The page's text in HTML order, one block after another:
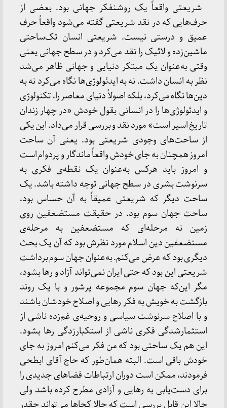
شریعتی واقعاً یک روشنفکر جهانی بود. بعضی از
حرف‌هایی که در نقد شریعتی گفته می‌شود واقعاً حرف
عمیق و درستی نیست. شریعتی انسان تک‌ساحتی
ماشین‌زده و لائیک را نقد می‌کرد و در سطح جهانی یعنی
وقتی به‌عنوان یک مبتکر دنیایی و جهانی ظاهر می‌شد
نظر به انسان داشت. نه به ایدئولوژی‌ها نگاه می‌کرد نه به
دین‌ها نگاه می‌کرد، بلکه اصولاً دنیای معاصر را، تکنولوژی
و ایدئولوژی‌ها را در انسانی بقول خودش «در چهار زندان
تاریخ اسیر است» مورد نقد و بررسی قرار می‌داد. این یکی
از ساحت‌های وجودی شریعتی بود. یعنی آن ساحت
امروز همچنان به جای خودش واقعاً ماندگار و پردوام است
و امروز باید هرکس به‌عنوان یک نقطه‌ی فکری به
سرنوشت بشری در سطح جهانی توجه داشته باشد. یک
ساحت دیگر که شریعتی عمیقاً به آن حساس بود،
ساحت جهان سوم بود. در حقیقت مستضعفین روی
زمین نه مرحله‌ای که مستضعفین به مرحله‌ی
مستضعفین دین اسلام مورد نظرش بود که آن یک بحث
دیگری بود که عرض می‌کنم. به‌عنوان جهان سوم برداشت
شریعتی این بود که حتی ایران نمی‌تواند آزاد و رها بشود،
مگر این‌که جهان سوم مجموعه پرشور و با یک روند
بازگشت به خویش به فکر رهایی و اصلاح خودشان باشند
و با اصلاح سرنوشت سیاسی و روحیه‌ی غم‌زده ناشی از
استثمارشدگی فکری ناشی از استکبارزدگی رها بشود.
این هم یک ساحتی بود که من فکر می‌کنم امروز به جای
خودش باقی است. البته همان‌طور که حاج آقای ابطحی
فرمودند، ممکن است دوران ارتباطات فضاهای جدیدی را
برای دست‌یابی به رهایی و آزادی مطرح کرده باشد ولی
حالا این قابل بررسی است که حالا کجاها می‌تواند چقدر